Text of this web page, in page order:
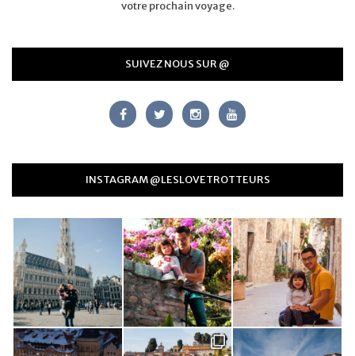
votre prochain voyage.
SUIVEZ NOUS SUR @
INSTAGRAM @LESLOVETROTTEURS